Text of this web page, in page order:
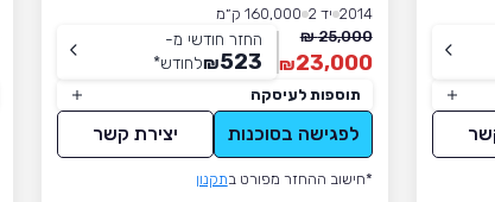
2014 יד 2
160,000 ק״מ
25,000 ₪
23,000
₪
החזר חודשי מ-
523
₪לחודש*
תוספות לעיסקה
לפגישה בסוכנות יצירת קשר
*חישוב ההחזר מפורט בתקנון